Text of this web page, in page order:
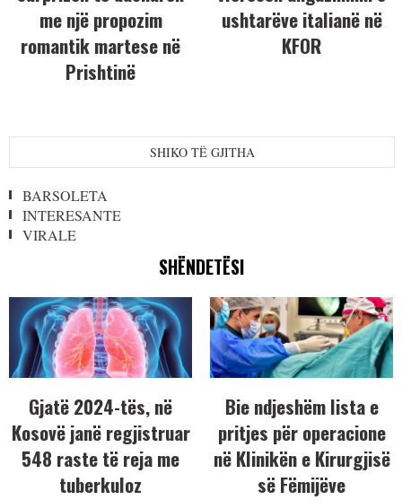
me një propozim
romantik martese në
Prishtinë
ushtarëve italianë në
KFOR
SHIKO TË GJITHA
BARSOLETA
INTERESANTE
VIRALE
SHËNDETËSI
Gjatë 2024-tës, në
Kosovë janë regjistruar
548 raste të reja me
tuberkuloz
Bie ndjeshëm lista e
pritjes për operacione
në Klinikën e Kirurgjisë
së Fëmijëve